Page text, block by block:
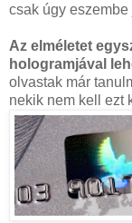
csak úgy
Az elméletet
hologramjával
olvastak már
nekik nem kell ezt